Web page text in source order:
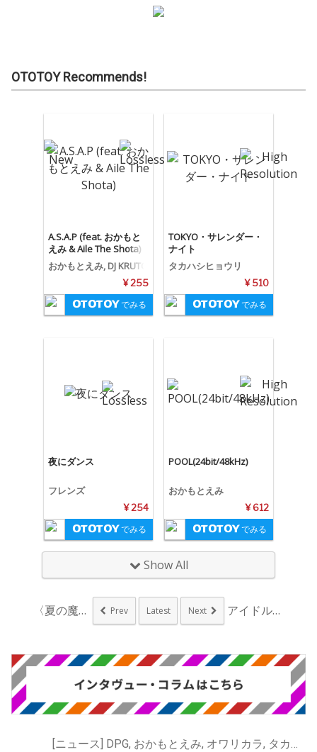
OTOTOY Recommends!
A.S.A.P (feat. おかもと
えみ & Aile The Shota)
おかもとえみ, DJ KRUTC
¥ 255
でみる
TOKYO・サレンダー・
ナイト
タカハシヒョウリ
¥ 510
でみる
夜にダンス
フレンズ
¥ 254
でみる
POOL(24bit/48kHz)
おかもとえみ
¥ 612
でみる
Show All
〈夏の魔物〉第3弾で... Prev Latest Next アイドルネッサンス、...
[ニュース] DPG, おかもとえみ, オワリカラ, タカハシヒョウリ, フレンズ, 大森靖子&THEピンクトカレフ, 科楽特奏隊